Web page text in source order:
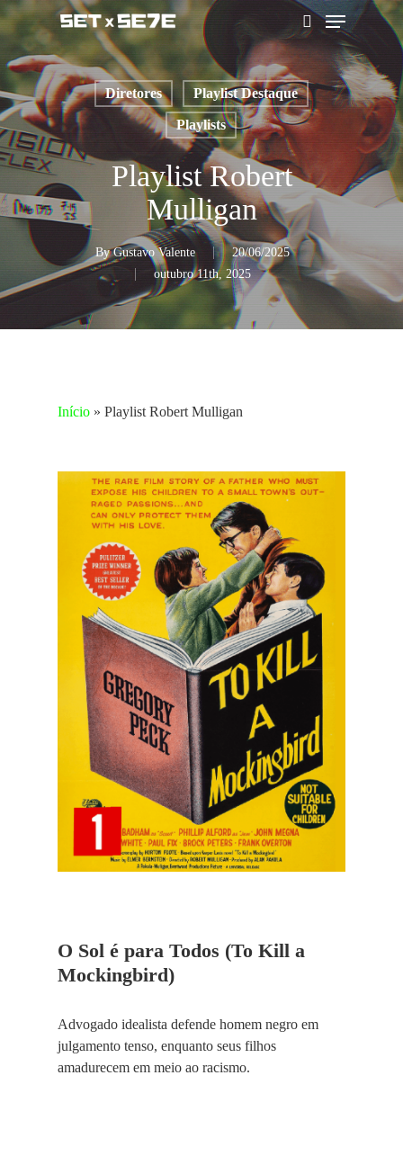
Skip
to
main
content
pesquisar
Menu
Diretores Playlist Destaque
Playlists
Playlist Robert
Mulligan
By Gustavo Valente
20/06/2025
outubro 11th, 2025
Início » Playlist Robert Mulligan
O Sol é para Todos (To Kill a
Mockingbird)
Advogado idealista defende homem negro em
julgamento tenso, enquanto seus filhos
amadurecem em meio ao racismo.